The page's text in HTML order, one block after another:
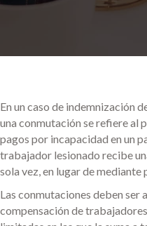
En un caso de indemnización
una conmutación se refiere al
pagos por incapacidad en un
trabajador lesionado recibe
sola vez, en lugar de mediante
Las conmutaciones deben ser
compensación de